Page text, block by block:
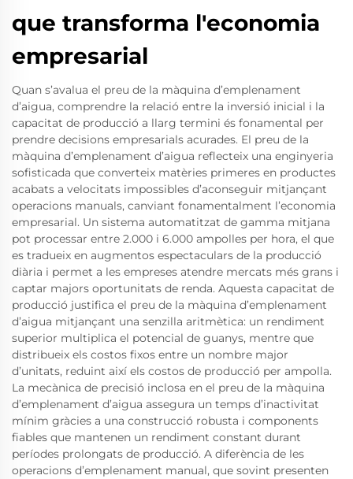
que transforma l'economia
empresarial
Quan s’avalua el preu de la màquina d’emplenament
d’aigua, comprendre la relació entre la inversió inicial i la
capacitat de producció a llarg termini és fonamental per
prendre decisions empresarials acurades. El preu de la
màquina d’emplenament d’aigua reflecteix una enginyeria
sofisticada que converteix matèries primeres en productes
acabats a velocitats impossibles d’aconseguir mitjançant
operacions manuals, canviant fonamentalment l’economia
empresarial. Un sistema automatitzat de gamma mitjana
pot processar entre 2.000 i 6.000 ampolles per hora, el que
es tradueix en augmentos espectaculars de la producció
diària i permet a les empreses atendre mercats més grans i
captar majors oportunitats de renda. Aquesta capacitat de
producció justifica el preu de la màquina d’emplenament
d’aigua mitjançant una senzilla aritmètica: un rendiment
superior multiplica el potencial de guanys, mentre que
distribueix els costos fixos entre un nombre major
d’unitats, reduint així els costos de producció per ampolla.
La mecànica de precisió inclosa en el preu de la màquina
d’emplenament d’aigua assegura un temps d’inactivitat
mínim gràcies a una construcció robusta i components
fiables que mantenen un rendiment constant durant
períodes prolongats de producció. A diferència de les
operacions d’emplenament manual, que sovint presenten